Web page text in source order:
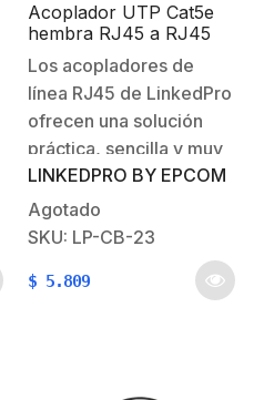
Acoplador UTP Cat5e
hembra RJ45 a RJ45
hembra
Los acopladores de
línea RJ45 de LinkedPro
ofrecen una solución
práctica, sencilla y muy
eficaz para unir dos
cables sin tener que
reemplazar los cables
existentes, fabricados
con materiales de alta
LINKEDPRO BY EPCOM
Agotado
SKU: LP-CB-23
$ 5.809